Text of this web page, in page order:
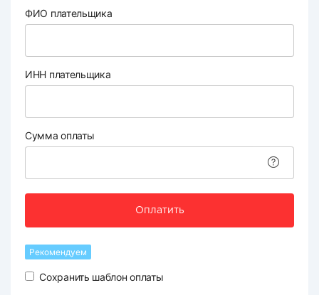
ФИО плательщика
ИНН плательщика
Сумма оплаты
Оплатить
Рекомендуем
Сохранить шаблон оплаты